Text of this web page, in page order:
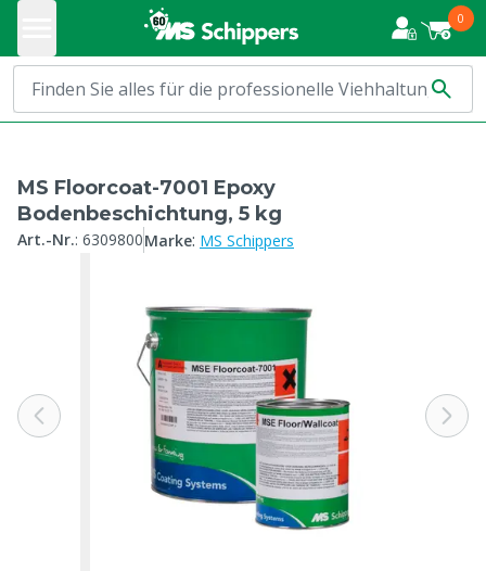
0
MS Floorcoat-7001 Epoxy
Bodenbeschichtung, 5 kg
Art.-Nr.: 6309800Marke: MS Schippers